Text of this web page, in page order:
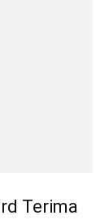
Terima